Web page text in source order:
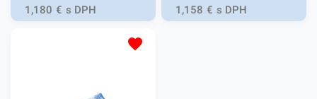
zachovaním vlastností a bez
absorpcie nežiadúcich
1,180 € s DPH 1,158 € s DPH